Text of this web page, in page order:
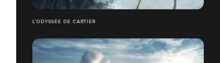
L'ODYSSÉE DE CARTIER